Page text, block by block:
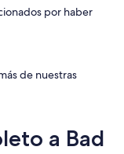
por haber
de nuestras
a Bad